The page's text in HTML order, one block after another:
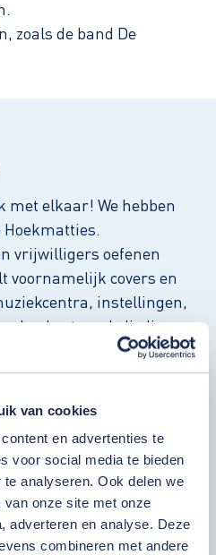
van cookies
en advertenties te
voor social media te bieden
analyseren. Ook delen we
onze site met onze
adverteren en analyse. Deze
combineren met andere
zoals de band De
met elkaar! We hebben
Hoekmatties.
vrijwilligers oefenen
voornamelijk covers en
instellingen,
bestaande liedjes en
informatie of vragen over
23 50. Check ook de